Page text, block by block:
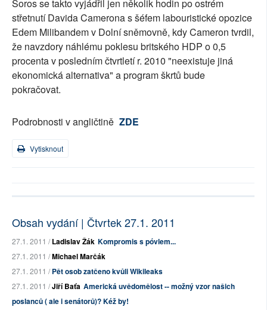
Soros se takto vyjádřil jen několik hodin po ostrém
střetnutí Davida Camerona s šéfem labouristické opozice
Edem Milibandem v Dolní sněmovně, kdy Cameron tvrdil,
že navzdory náhlému poklesu britského HDP o 0,5
procenta v posledním čtvrtletí r. 2010 "neexistuje jiná
ekonomická alternativa" a program škrtů bude
pokračovat.
Podrobnosti v angličtině ZDE
Vytisknout
Obsah vydání | Čtvrtek 27.1. 2011
27.1. 2011 /Ladislav Žák Kompromis s póvlem...
27.1. 2011 /Michael Marčák
27.1. 2011 /Pět osob zatčeno kvůli Wikileaks
27.1. 2011 /Jiří Baťa Americká uvědomělost -- možný vzor našich
poslanců ( ale i senátorů)? Kéž by!